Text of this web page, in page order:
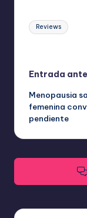
Ecológico
cantidad
Etiquetas:
Reviews
de
Entrada
Menopausia
femenina
pendiente